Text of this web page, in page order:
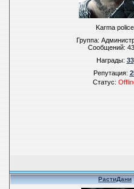
Karma police
Группа:
Сообщений:
Награды:33
Репутация:
Статус:
РастиДани